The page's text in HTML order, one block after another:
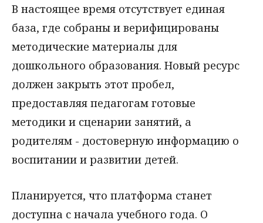
В настоящее время отсутствует единая
база, где собраны и верифицированы
методические материалы для
дошкольного образования. Новый ресурс
должен закрыть этот пробел,
предоставляя педагогам готовые
методики и сценарии занятий, а
родителям - достоверную информацию о
воспитании и развитии детей.
Планируется, что платформа станет
доступна с начала учебного года. О